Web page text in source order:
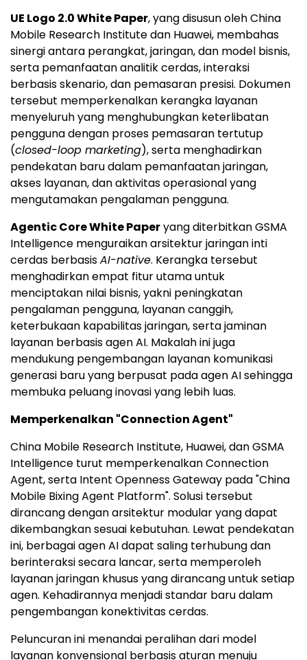
UE Logo 2.0 White Paper, yang disusun oleh China
Mobile Research Institute dan Huawei, membahas
sinergi antara perangkat, jaringan, dan model bisnis,
serta pemanfaatan analitik cerdas, interaksi
berbasis skenario, dan pemasaran presisi. Dokumen
tersebut memperkenalkan kerangka layanan
menyeluruh yang menghubungkan keterlibatan
pengguna dengan proses pemasaran tertutup
(closed-loop marketing), serta menghadirkan
pendekatan baru dalam pemanfaatan jaringan,
akses layanan, dan aktivitas operasional yang
mengutamakan pengalaman pengguna.
Agentic Core White Paperyang diterbitkan GSMA
Intelligence menguraikan arsitektur jaringan inti
cerdas berbasisAI-native. Kerangka tersebut
menghadirkan empat fitur utama untuk
menciptakan nilai bisnis, yakni peningkatan
pengalaman pengguna, layanan canggih,
keterbukaan kapabilitas jaringan, serta jaminan
layanan berbasis agen AI. Makalah ini juga
mendukung pengembangan layanan komunikasi
generasi baru yang berpusat pada agen AI sehingga
membuka peluang inovasi yang lebih luas.
Memperkenalkan "Connection Agent"
China Mobile Research Institute, Huawei, dan GSMA
Intelligence turut memperkenalkan Connection
Agent, serta Intent Openness Gateway pada "China
Mobile Bixing Agent Platform". Solusi tersebut
dirancang dengan arsitektur modular yang dapat
dikembangkan sesuai kebutuhan. Lewat pendekatan
ini, berbagai agen AI dapat saling terhubung dan
berinteraksi secara lancar, serta memperoleh
layanan jaringan khusus yang dirancang untuk setiap
agen. Kehadirannya menjadi standar baru dalam
pengembangan konektivitas cerdas.
Peluncuran ini menandai peralihan dari model
layanan konvensional berbasis aturan menuju